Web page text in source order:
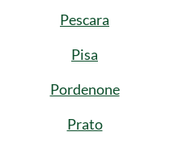
Pescara
Pisa
Pordenone
Prato